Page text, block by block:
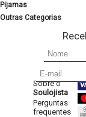
Pijamas
Outras Categorias
Sobre o
Soulojista
Perguntas
frequentes